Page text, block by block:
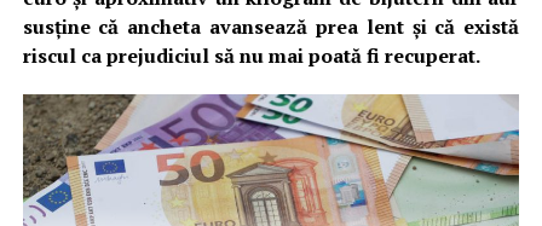
susține că ancheta avansează prea lent și că există
riscul ca prejudiciul să nu mai poată fi recuperat.